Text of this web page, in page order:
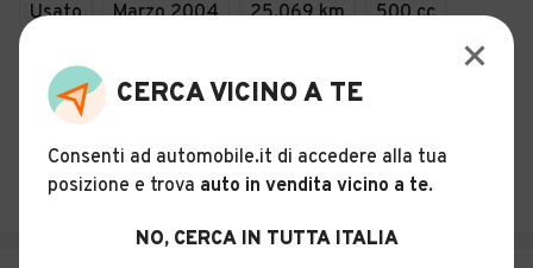
Usato Marzo 2004 25.069 km
500 cc
Descrizione
LUCIANO MOTO S.A.S. DI DEFINA LUCIANO & C.
Casalgrasso (CN)
CERCA VICINO A TE
Consenti ad automobile.it di accedere alla tua
posizione e trova auto in vendita vicino a te.
NO, CERCA IN TUTTA ITALIA